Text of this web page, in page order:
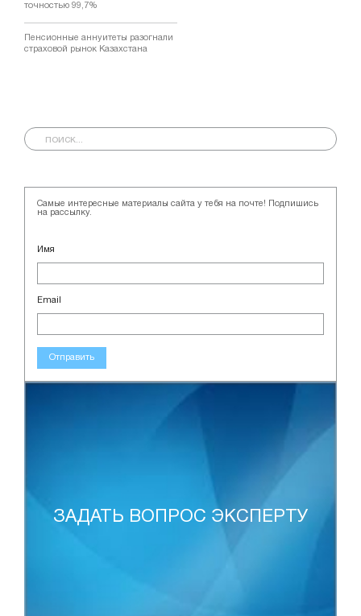
точностью 99,7%
Пенсионные аннуитеты разогнали
страховой рынок Казахстана
Самые интересные материалы сайта у тебя на почте! Подпишись
на рассылку.
Имя
Email
Отправить
ЗАДАТЬ ВОПРОС ЭКСПЕРТУ